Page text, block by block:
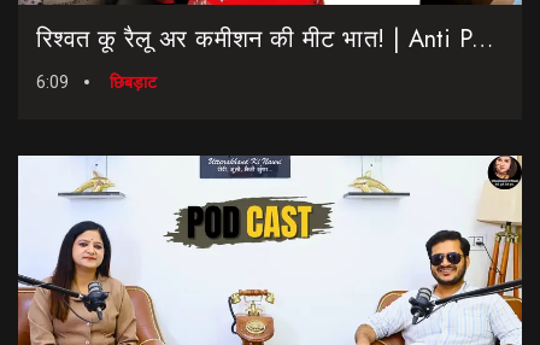
रिश्वत कू रैलू अर कमीशन की मीट भात! | Anti Paper Leak Bill 2026 | Saptahik Chhiprat
6:09 छिबड़ाट